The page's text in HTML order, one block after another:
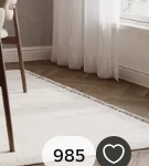
985